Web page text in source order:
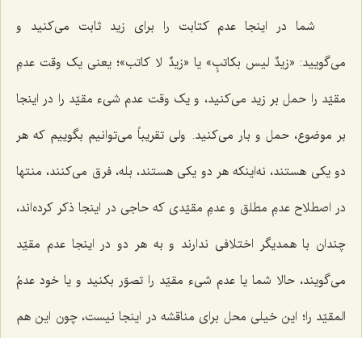
شما در اینجا عدم کتابت را برای زید ثابت می‌کنید و
می‌گویید: «زیدٌ لیس بکاتبٍ» یا «زیدٌ لا کاتب»؛ یعنی یک وقت عدمِ
مقیّد را حمل بر زید می‌کنید، و یک وقت عدم شیء مقیّد را در اینجا
بر موضوع، حمل و بار می‌کنید. ولی تقریباً می‌توانیم بگوییم که هر
دو یکی هستند، نه‌اینکه هر دو یکی هستند، بله، فرق می‌کنند، منتها
در اصطلاح عدمِ مطلق و عدمِ مقیّدی که حاجی در اینجا ذکر کرده‌اند،
چندان با همدیگر اختلافی ندارند و به هر دو در اینجا عدم مقیّد
می‌گویند، حالا شما یا عدم شیء مقیّد را تصوّر بکنید و یا خود عدمُ
المقیّد را؛ این خیلی محل برای مناقشه در اینجا نیست، چون این هم